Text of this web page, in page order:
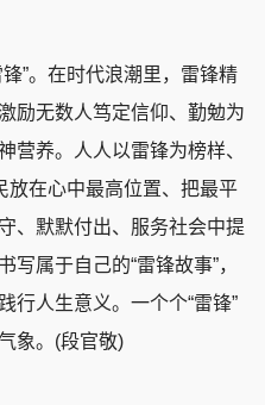
”。在时代浪潮里，雷锋精
励无数人笃定信仰、勤勉为
营养。人人以雷锋为榜样、
放在心中最高位置、把最平
、默默付出、服务社会中提
属于自己的“雷锋故事”，
行人生意义。一个个“雷锋”
象。(段官敬)